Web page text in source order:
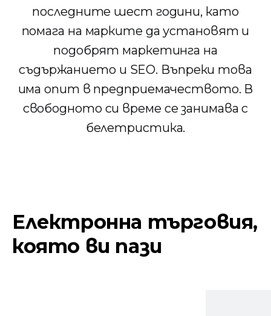
последните шест години, като
помага на марките да установят и
подобрят маркетинга на
съдържанието и SEO. Въпреки това
има опит в предприемачеството. В
свободното си време се занимава с
белетристика.
Електронна търговия,
която ви пази